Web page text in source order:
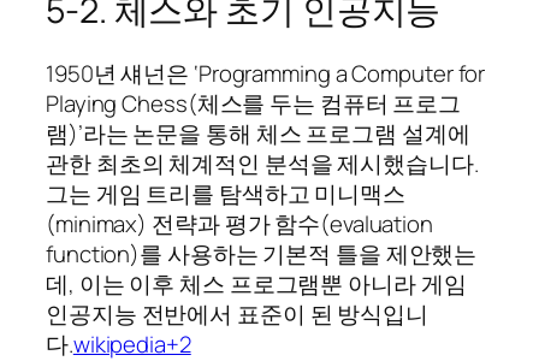
5‑2. 체스와 초기 인공지능
1950년 섀넌은 ‘Programming a Computer for
Playing Chess(체스를 두는 컴퓨터 프로그
램)’라는 논문을 통해 체스 프로그램 설계에
관한 최초의 체계적인 분석을 제시했습니다.
그는 게임 트리를 탐색하고 미니맥스
(minimax) 전략과 평가 함수(evaluation
function)를 사용하는 기본적 틀을 제안했는
데, 이는 이후 체스 프로그램뿐 아니라 게임
인공지능 전반에서 표준이 된 방식입니
다.wikipedia+2